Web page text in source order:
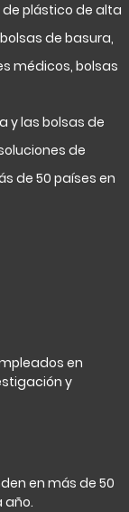
plástico de alta
de basura,
médicos, bolsas
y las bolsas de
de
de 50 países en
en
y
en más de 50
año.